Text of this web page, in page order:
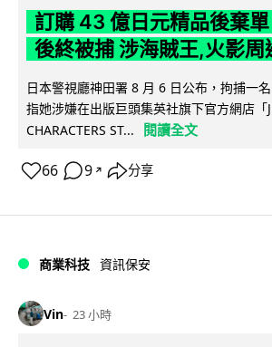
訂購 43 億日元精品後棄
後終被捕 涉海賊王,火影周
日本警視廳神田署 8 月 6 日公布，拘捕一
指她涉嫌在出版巨頭集英社旗下官方網店「
CHARACTERS ST...
閱讀全文
66 9 ↗ 分享
商業科技 資訊保安
Vin 23 小時